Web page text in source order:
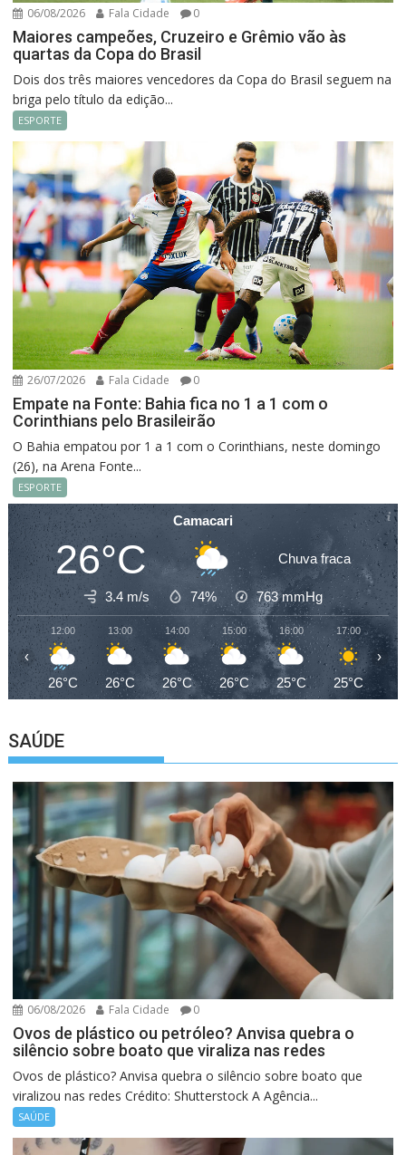
06/08/2026 Fala Cidade 0
Maiores campeões, Cruzeiro e Grêmio vão às
quartas da Copa do Brasil
Dois dos três maiores vencedores da Copa do Brasil seguem na
briga pelo título da edição...
ESPORTE
26/07/2026 Fala Cidade 0
Empate na Fonte: Bahia fica no 1 a 1 com o
Corinthians pelo Brasileirão
O Bahia empatou por 1 a 1 com o Corinthians, neste domingo
(26), na Arena Fonte...
ESPORTE
Camacari
26°C Chuva fraca
3.4 m/s 74% 763mmHg
12:00
26°C
13:00
26°C
14:00
26°C
15:00
26°C
16:00
25°C
17:00
25°C
‹ ›
SAÚDE
06/08/2026 Fala Cidade 0
Ovos de plástico ou petróleo? Anvisa quebra o
silêncio sobre boato que viraliza nas redes
Ovos de plástico? Anvisa quebra o silêncio sobre boato que
viralizou nas redes Crédito: Shutterstock A Agência...
SAÚDE